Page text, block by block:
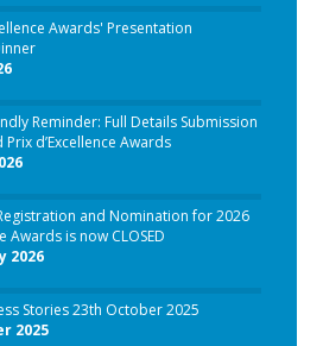
Awards' Presentation
Reminder: Full Details Submission
d’Excellence Awards
and Nomination for 2026
Awards is now CLOSED
2026
Stories 23th October 2025
2025